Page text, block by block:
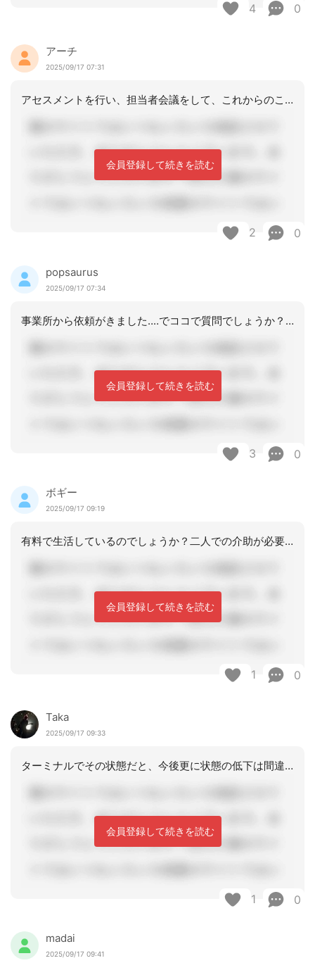
4 0
アーチ
2025/09/17 07:31
アセスメントを行い、担当者会議をして、これからのことを検討されるのも方法かと感じ
会員登録して続きを読む
2 0
popsaurus
2025/09/17 07:34
事業所から依頼がきました‥‥でココで質問でしょうか？自分の目で見て、本人の意向を
会員登録して続きを読む
3 0
ボギー
2025/09/17 09:19
有料で生活しているのでしょうか？二人での介助が必要であれば、位置づけして良いと思
会員登録して続きを読む
1 0
Taka
2025/09/17 09:33
ターミナルでその状態だと、今後更に状態の低下は間違いないかと思います。となると、
会員登録して続きを読む
1 0
madai
2025/09/17 09:41